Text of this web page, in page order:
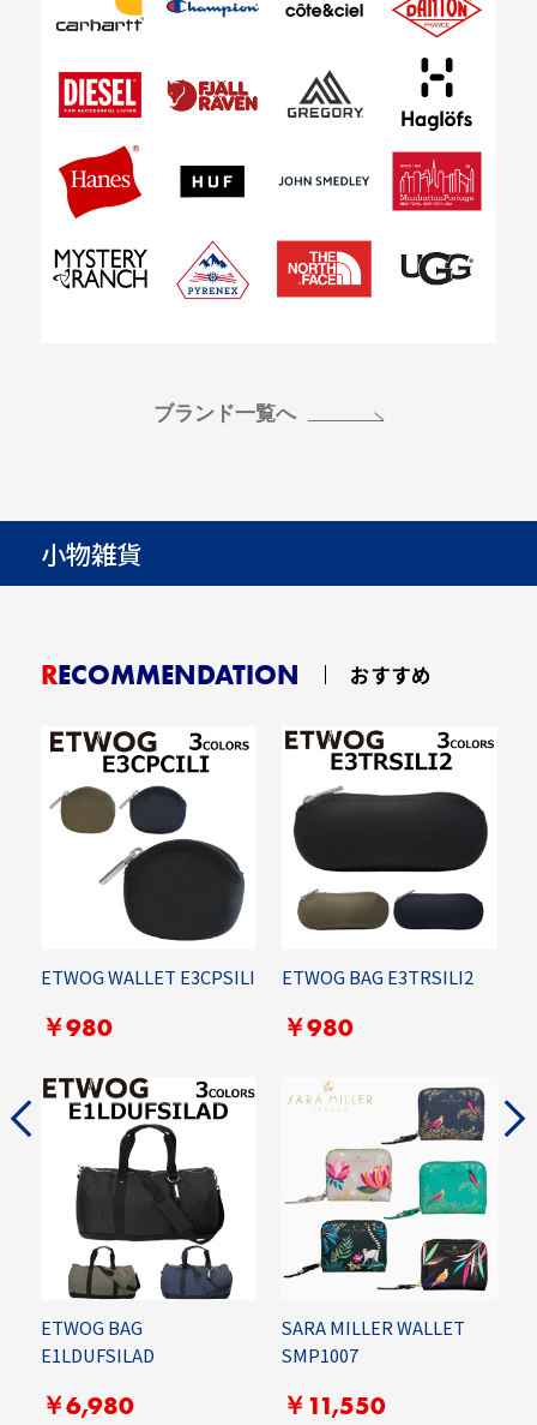
ブランド一覧へ
小物雑貨
RECOMMENDATION おすすめ
ETWOG WALLET E3CPSILI
￥980
ETWOG BAG E3TRSILI2
￥980
ETWOG BAG
E1LDUFSILAD
￥6,980
SARA MILLER WALLET
SMP1007
￥11,550